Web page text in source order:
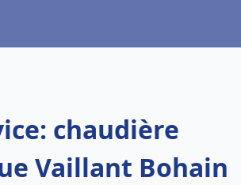
chaudière
Vaillant Bohain